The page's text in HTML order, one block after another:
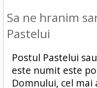
Sa ne hranim
Pastelui
Postul Pastelui
este numit este
Domnului, cel